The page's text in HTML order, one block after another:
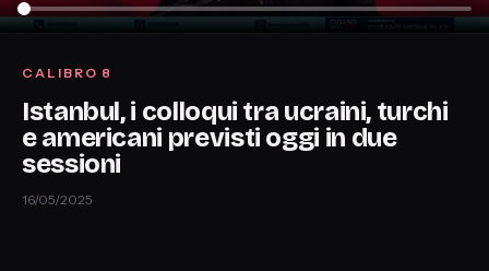
CALIBRO 8
Istanbul, i colloqui tra ucraini, turchi
e americani previsti oggi in due
sessioni
16/05/2025